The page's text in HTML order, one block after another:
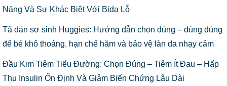
Năng Và Sự Khác Biệt Với Bida Lỗ
Tã dán sơ sinh Huggies: Hướng dẫn chọn đúng – dùng đúng
để bé khô thoáng, hạn chế hăm và bảo vệ làn da nhạy cảm
Đầu Kim Tiêm Tiểu Đường: Chọn Đúng – Tiêm Ít Đau – Hấp
Thu Insulin Ổn Định Và Giảm Biến Chứng Lâu Dài